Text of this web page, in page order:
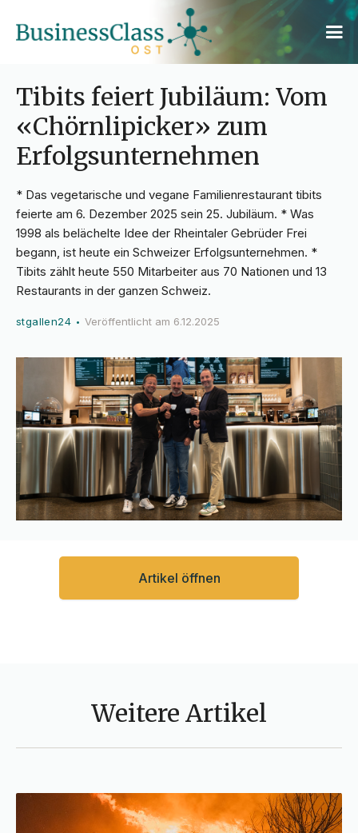
Tibits feiert Jubiläum: Vom
«Chörnlipicker» zum
Erfolgsunternehmen
* Das vegetarische und vegane Familienrestaurant tibits
feierte am 6. Dezember 2025 sein 25. Jubiläum. * Was
1998 als belächelte Idee der Rheintaler Gebrüder Frei
begann, ist heute ein Schweizer Erfolgsunternehmen. *
Tibits zählt heute 550 Mitarbeiter aus 70 Nationen und 13
Restaurants in der ganzen Schweiz.
stgallen24 • Veröffentlicht am 6.12.2025
Artikel öffnen
Weitere Artikel